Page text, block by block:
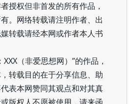
授权但非首发的所有作品，
。网络转载请注明作者、出
转载请经本网或作者本人书
（非爱思想网）”的作品，
转载目的在于分享信息、助
表本网赞同其观点和对其真